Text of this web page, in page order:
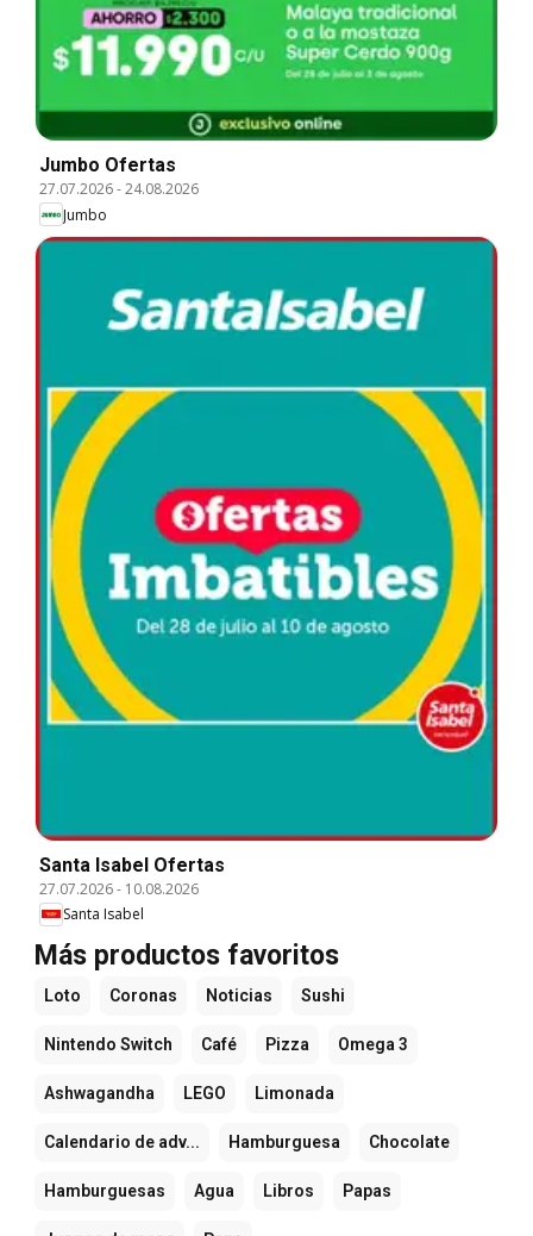
Jumbo Ofertas
27.07.2026-24.08.2026
Jumbo
Santa Isabel Ofertas
27.07.2026- 10.08.2026
Santa Isabel
Más productos favoritos
Loto Coronas Noticias Sushi
Nintendo Switch Café Pizza Omega 3
Ashwagandha LEGO Limonada
Calendario de adv... Hamburguesa Chocolate
Hamburguesas Agua Libros Papas